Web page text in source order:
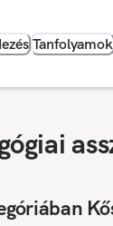
Tanfolyamok